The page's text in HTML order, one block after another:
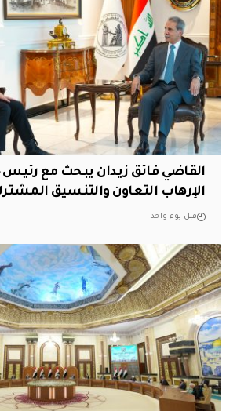
القاضي فائق زيدان يبحث مع رئيس
الإرهاب التعاون والتنسيق
قبل يوم واحد